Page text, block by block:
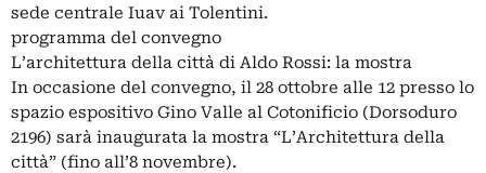
sede centrale Iuav ai Tolentini.
programma del convegno
L’architettura della città di Aldo Rossi: la mostra
In occasione del convegno, il 28 ottobre alle 12 presso lo
spazio espositivo Gino Valle al Cotonificio (Dorsoduro
2196) sarà inaugurata la mostra “L’Architettura della
città” (fino all’8 novembre).